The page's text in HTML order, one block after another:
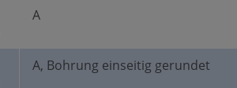
A
A, Bohrung einseitig gerundet